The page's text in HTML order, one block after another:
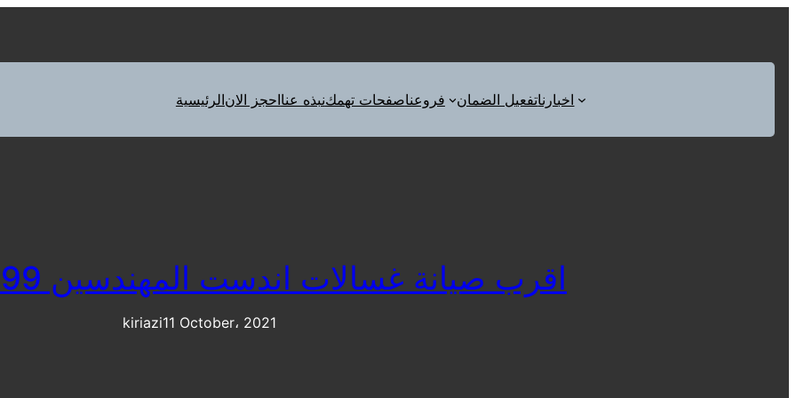
الرئيسيةاحجز الاننبذه عناصفحات تهمكفروعنا تفعيل الضماناخبارنا
اقرب صيانة غسالات اندست المهندسين 01125892599
kiriazi11 October، 2021